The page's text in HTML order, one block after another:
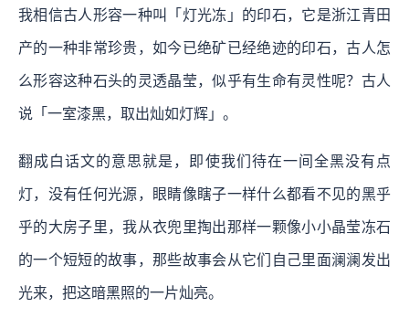
我相信古人形容一种叫「灯光冻」的印石，它是浙江青田
产的一种非常珍贵，如今已绝矿已经绝迹的印石，古人怎
么形容这种石头的灵透晶莹，似乎有生命有灵性呢？古人
说「一室漆黑，取出灿如灯辉」。
翻成白话文的意思就是，即使我们待在一间全黑没有点
灯，没有任何光源，眼睛像瞎子一样什么都看不见的黑乎
乎的大房子里，我从衣兜里掏出那样一颗像小小晶莹冻石
的一个短短的故事，那些故事会从它们自己里面澜澜发出
光来，把这暗黑照的一片灿亮。